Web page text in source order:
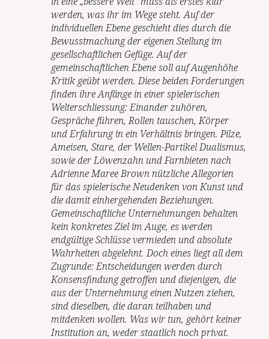
werden, was ihr im Wege steht. Auf der
individuellen Ebene geschieht dies durch die
Bewusstmachung der eigenen Stellung im
gesellschaftlichen Gefüge. Auf der
gemeinschaftlichen Ebene soll auf Augenhöhe
Kritik geübt werden. Diese beiden Forderungen
finden ihre Anfänge in einer spielerischen
Welterschliessung: Einander zuhören,
Gespräche führen, Rollen tauschen, Körper
und Erfahrung in ein Verhältnis bringen. Pilze,
Ameisen, Stare, der Wellen-Partikel Dualismus,
sowie der Löwenzahn und Farnbieten nach
Adrienne Maree Brown nützliche Allegorien
für das spielerische Neudenken von Kunst und
die damit einhergehenden Beziehungen.
Gemeinschaftliche Unternehmungen behalten
kein konkretes Ziel im Auge, es werden
endgültige Schlüsse vermieden und absolute
Wahrheiten abgelehnt. Doch eines liegt all dem
Zugrunde: Entscheidungen werden durch
Konsensfindung getroffen und diejenigen, die
aus der Unternehmung einen Nutzen ziehen,
sind dieselben, die daran teilhaben und
mitdenken wollen. Was wir tun, gehört keiner
Institution an, weder staatlich noch privat.